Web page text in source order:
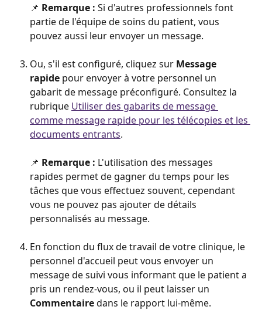
📌 Remarque : Si d'autres professionnels font
partie de l'équipe de soins du patient, vous
pouvez aussi leur envoyer un message.
Ou, s'il est configuré, cliquez sur Message
rapide pour envoyer à votre personnel un
gabarit de message préconfiguré. Consultez la
rubrique Utiliser des gabarits de message
comme message rapide pour les télécopies et les
documents entrants.
📌 Remarque : L'utilisation des messages
rapides permet de gagner du temps pour les
tâches que vous effectuez souvent, cependant
vous ne pouvez pas ajouter de détails
personnalisés au message.
En fonction du flux de travail de votre clinique, le
personnel d'accueil peut vous envoyer un
message de suivi vous informant que le patient a
pris un rendez-vous, ou il peut laisser un
Commentaire dans le rapport lui-même.